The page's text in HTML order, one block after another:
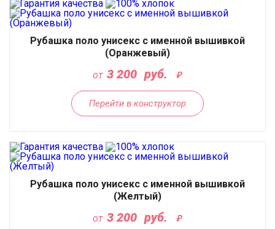
Рубашка поло унисекс с именной вышивкой
(Оранжевый)
от 3 200 руб.
Перейти в конструктор
Рубашка поло унисекс с именной вышивкой
(Желтый)
от 3 200 руб.